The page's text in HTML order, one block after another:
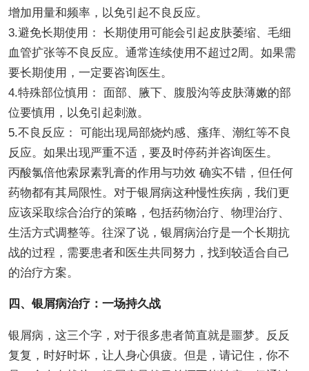
增加用量和频率，以免引起不良反应。
3.避免长期使用： 长期使用可能会引起皮肤萎缩、毛细
血管扩张等不良反应。通常连续使用不超过2周。如果需
要长期使用，一定要咨询医生。
4.特殊部位慎用： 面部、腋下、腹股沟等皮肤薄嫩的部
位要慎用，以免引起刺激。
5.不良反应： 可能出现局部烧灼感、瘙痒、潮红等不良
反应。如果出现严重不适，要及时停药并咨询医生。
丙酸氯倍他索尿素乳膏的作用与功效 确实不错，但任何
药物都有其局限性。对于银屑病这种慢性疾病，我们更
应该采取综合治疗的策略，包括药物治疗、物理治疗、
生活方式调整等。往深了说，银屑病治疗是一个长期抗
战的过程，需要患者和医生共同努力，找到较适合自己
的治疗方案。
四、银屑病治疗：一场持久战
银屑病，这三个字，对于很多患者简直就是噩梦。反反
复复，时好时坏，让人身心俱疲。但是，请记住，你不